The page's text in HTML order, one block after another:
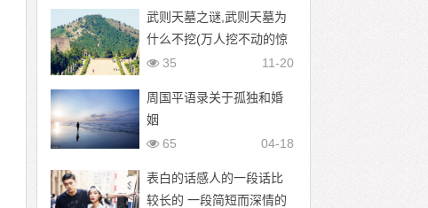
武则天墓之谜,武则天墓为
什么不挖(万人挖不动的惊
天秘密)
11-20
35
周国平语录关于孤独和婚
姻
04-18
65
表白的话感人的一段话比
较长的 一段简短而深情的